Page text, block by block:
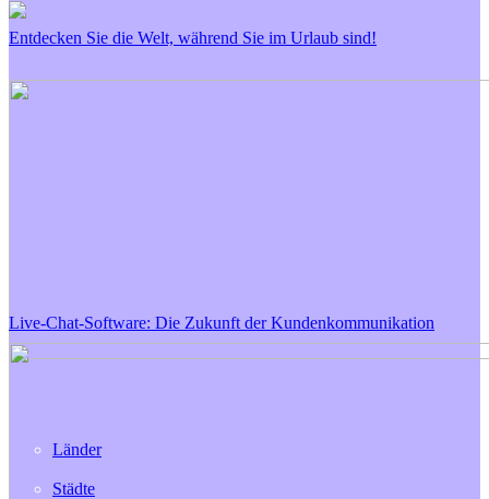
Entdecken Sie die Welt, während Sie im Urlaub sind!
Live-Chat-Software: Die Zukunft der Kundenkommunikation
Länder
Städte